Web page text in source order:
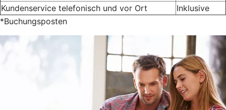
Kundenservice telefonisch und vor Ort
Inklusive
*Buchungsposten